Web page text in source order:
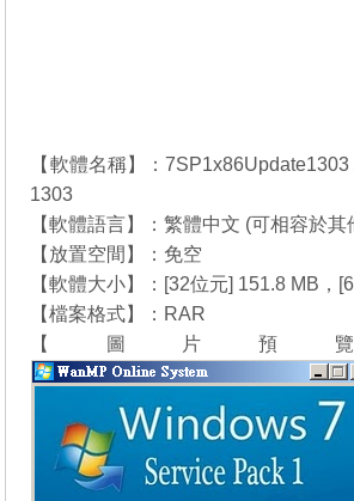
【軟體名稱】：
1303
【軟體語言】：繁體中文 (可相容於
【放置空間】：免空
【軟體大小】：[32位元] 151.8 MB，
【檔案格式】：RAR
【圖片預